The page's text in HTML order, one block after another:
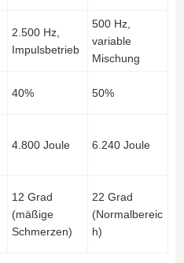
2.500 Hz,
Impulsbetrieb
500 Hz,
variable
Mischung
40% 50%
4.800 Joule 6.240 Joule
12 Grad
(mäßige
Schmerzen)
22 Grad
(Normalbereic
h)